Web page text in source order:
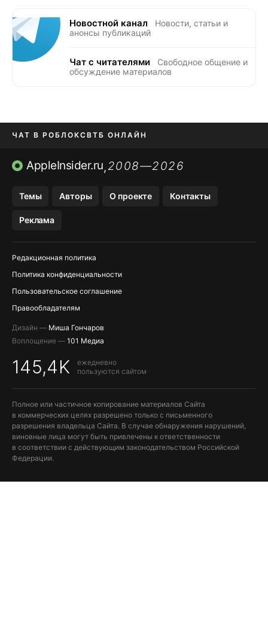
Новостной канал
Новости, статьи и
анонсы публикаций
Чат с читателями
Свободное общение и
обсуждение материалов
ЧАТ В РОБЛОКСВТБ ОНЛАЙН
ПРИЛОЖЕНИЯ APP STORE
AppleInsider.ru,2008—2026
Темы Авторы О проекте Контакты
Реклама
Редакционная политика
Политика конфиденциальности
Пользовательское соглашение
Правообладателям
Дизайн — Миша Гончаров
Воплощение — 101 Медиа
145,4K
ежедневно
пользуются сайтом
Полное или частичное копирование материалов Сайта
в коммерческих целях разрешено только с письменного
разрешения владельца Сайта. В случае обнаружения нарушений,
виновные лица могут быть привлечены к ответственности
в соответствии с действующим законодательством Российской
Федерации.